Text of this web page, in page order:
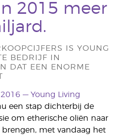
2015 meer
IS YOUNG
BEDRIJF IN
DAT EEN ENORME
2016 — Young Living
een stap dichterbij de
om etherische oliën naar
met vandaag het